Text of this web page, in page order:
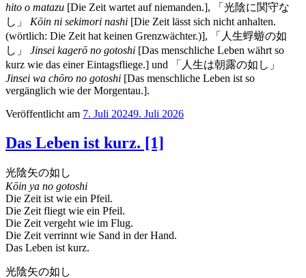
hito o matazu [Die Zeit wartet auf niemanden.], 「光陰に関守な
し」 Kōin ni sekimori nashi [Die Zeit lässt sich nicht anhalten.
(wörtlich: Die Zeit hat keinen Grenzwächter.)], 「人生蜉蝣の如
し」 Jinsei kagerō no gotoshi [Das menschliche Leben währt so
kurz wie das einer Eintagsfliege.] und 「人生は朝露の如し」
Jinsei wa chōro no gotoshi [Das menschliche Leben ist so
vergänglich wie der Morgentau.].
Veröffentlicht am 7. Juli 20249. Juli 2026
Das Leben ist kurz. [1]
光陰矢の如し
Kōin ya no gotoshi
Die Zeit ist wie ein Pfeil.
Die Zeit fliegt wie ein Pfeil.
Die Zeit vergeht wie im Flug.
Die Zeit verrinnt wie Sand in der Hand.
Das Leben ist kurz.
光陰矢の如し